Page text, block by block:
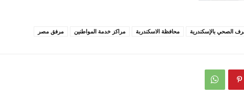
الصحي بالإسكندرية محافظة الاسكندربة مراكز خدمة المواطنين مرفق مصر